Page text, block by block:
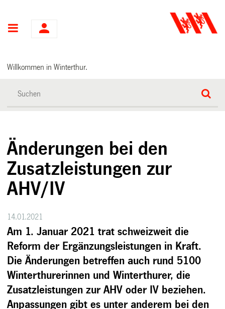
Hauptnavigation
Willkommen in Winterthur.
Änderungen bei den
Zusatzleistungen zur
AHV/IV
14.01.2021
Am 1. Januar 2021 trat schweizweit die
Reform der Ergänzungsleistungen in Kraft.
Die Änderungen betreffen auch rund 5100
Winterthurerinnen und Winterthurer, die
Zusatzleistungen zur AHV oder IV beziehen.
Anpassungen gibt es unter anderem bei den